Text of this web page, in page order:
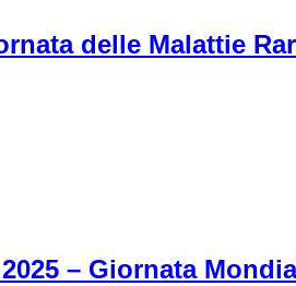
delle Malattie
– Giornata